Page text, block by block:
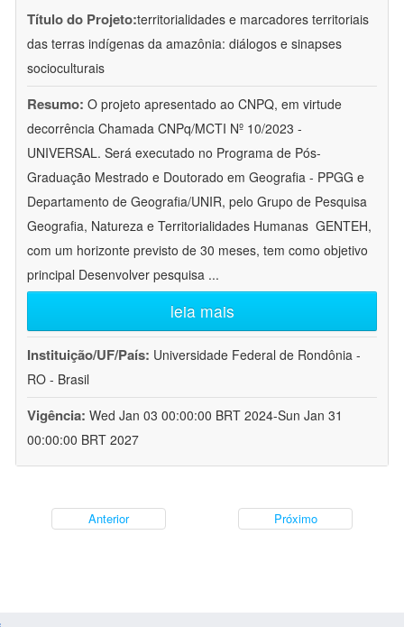
Título do Projeto:territorialidades e marcadores territoriais
das terras indígenas da amazônia: diálogos e sinapses
socioculturais
Resumo: O projeto apresentado ao CNPQ, em virtude
decorrência Chamada CNPq/MCTI Nº 10/2023 -
UNIVERSAL. Será executado no Programa de Pós-
Graduação Mestrado e Doutorado em Geografia - PPGG e
Departamento de Geografia/UNIR, pelo Grupo de Pesquisa
Geografia, Natureza e Territorialidades Humanas  GENTEH,
com um horizonte previsto de 30 meses, tem como objetivo
principal Desenvolver pesquisa ...
leia mais
Instituição/UF/País: Universidade Federal de Rondônia -
RO - Brasil
Vigência: Wed Jan 03 00:00:00 BRT 2024-Sun Jan 31
00:00:00 BRT 2027
Anterior Próximo